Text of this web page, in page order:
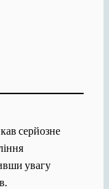
серйозне
увагу